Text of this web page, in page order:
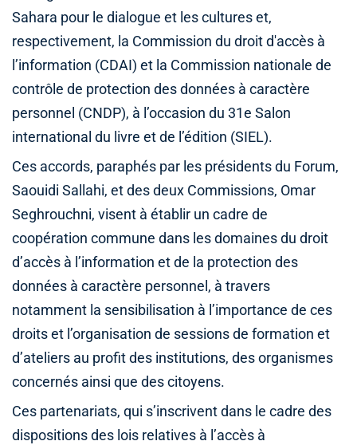
Sahara pour le dialogue et les cultures et,
respectivement, la Commission du droit d'accès à
l’information (CDAI) et la Commission nationale de
contrôle de protection des données à caractère
personnel (CNDP), à l’occasion du 31e Salon
international du livre et de l’édition (SIEL).
Ces accords, paraphés par les présidents du Forum,
Saouidi Sallahi, et des deux Commissions, Omar
Seghrouchni, visent à établir un cadre de
coopération commune dans les domaines du droit
d’accès à l’information et de la protection des
données à caractère personnel, à travers
notamment la sensibilisation à l’importance de ces
droits et l’organisation de sessions de formation et
d’ateliers au profit des institutions, des organismes
concernés ainsi que des citoyens.
Ces partenariats, qui s’inscrivent dans le cadre des
dispositions des lois relatives à l’accès à